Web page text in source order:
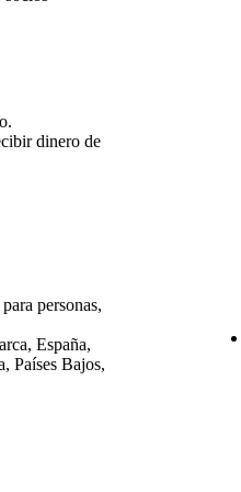
dinero de
personas,
España,
Países Bajos,